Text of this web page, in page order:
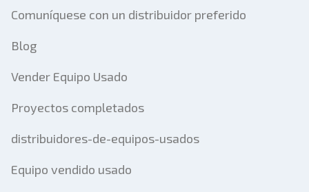
Comuníquese con un distribuidor preferido
Blog
Vender Equipo Usado
Proyectos completados
distribuidores-de-equipos-usados
Equipo vendido usado